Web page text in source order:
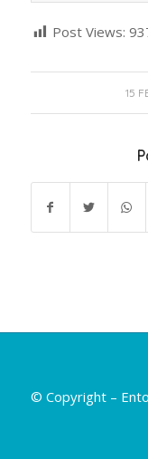
Post Views:
15
© Copyright –